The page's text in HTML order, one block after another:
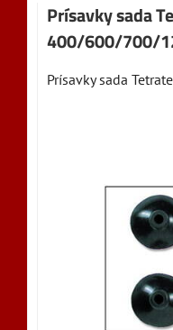
Prísavky sada
400/600/700/
Prísavky sada